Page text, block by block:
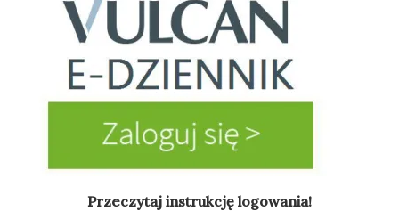
Przeczytaj instrukcję logowania!